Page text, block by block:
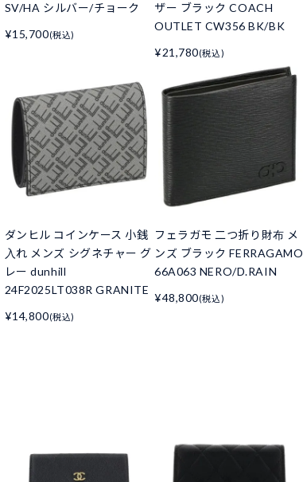
SV/HA シルバー/チョーク
¥15,700(税込)
ザー ブラック COACH
OUTLET CW356 BK/BK
¥21,780(税込)
ダンヒル コインケース 小銭
入れ メンズ シグネチャー グ
レー dunhill
24F2025LT038R GRANITE
¥14,800(税込)
フェラガモ 二つ折り財布 メ
ンズ ブラック FERRAGAMO
66A063 NERO/D.RAIN
¥48,800(税込)